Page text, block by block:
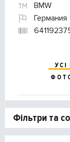
BMW
Германия
УСІ
Фільтри та